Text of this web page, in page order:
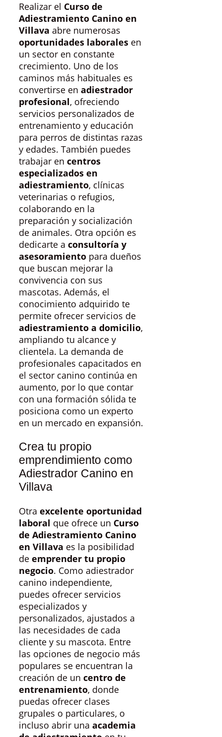
Realizar el Curso de
Adiestramiento Canino en
Villava abre numerosas
oportunidades laborales en
un sector en constante
crecimiento. Uno de los
caminos más habituales es
convertirse en adiestrador
profesional, ofreciendo
servicios personalizados de
entrenamiento y educación
para perros de distintas razas
y edades. También puedes
trabajar en centros
especializados en
adiestramiento, clínicas
veterinarias o refugios,
colaborando en la
preparación y socialización
de animales. Otra opción es
dedicarte a consultoría y
asesoramiento para dueños
que buscan mejorar la
convivencia con sus
mascotas. Además, el
conocimiento adquirido te
permite ofrecer servicios de
adiestramiento a domicilio,
ampliando tu alcance y
clientela. La demanda de
profesionales capacitados en
el sector canino continúa en
aumento, por lo que contar
con una formación sólida te
posiciona como un experto
en un mercado en expansión.
Crea tu propio
emprendimiento como
Adiestrador Canino en
Villava
Otra excelente oportunidad
laboral que ofrece un Curso
de Adiestramiento Canino
en Villava es la posibilidad
de emprender tu propio
negocio. Como adiestrador
canino independiente,
puedes ofrecer servicios
especializados y
personalizados, ajustados a
las necesidades de cada
cliente y su mascota. Entre
las opciones de negocio más
populares se encuentran la
creación de un centro de
entrenamiento, donde
puedas ofrecer clases
grupales o particulares, o
incluso abrir una academia